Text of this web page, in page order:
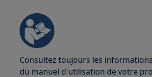
Consultez toujours les
du manuel d'utilisation de votre